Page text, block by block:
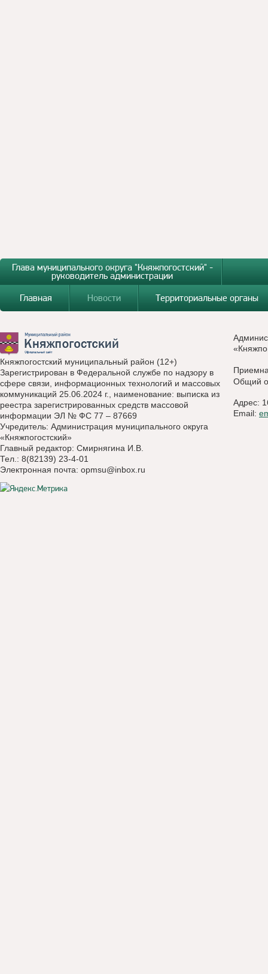
Глава муниципального округа "Княжпогостский" -
руководитель администрации
Главная
Новости Территориальные органы
Княжпогостский муниципальный район (12+)
Зарегистрирован в Федеральной службе по надзору в
сфере связи, информационных технологий и массовых
коммуникаций 25.06.2024 г., наименование: выписка из
реестра зарегистрированных средств массовой
информации ЭЛ № ФС 77 – 87669
Учредитель: Администрация муниципального округа
«Княжпогостский»
Главный редактор: Смирнягина И.В.
Тел.: 8(82139) 23-4-01
Электронная почта: opmsu@inbox.ru
Общий
Адрес:
Email: